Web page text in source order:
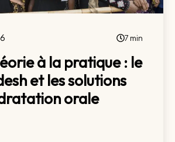
7 min
à la pratique : le
et les solutions
orale